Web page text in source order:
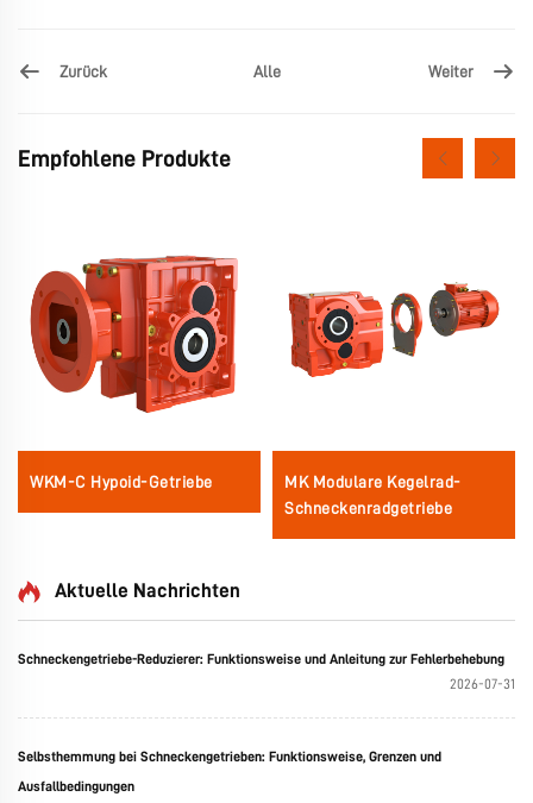
Zurück Alle Weiter
Empfohlene Produkte
WKM-C Hypoid-Getriebe
MK Modulare Kegelrad-
Schneckenradgetriebe
Aktuelle Nachrichten
Schneckengetriebe-Reduzierer: Funktionsweise und Anleitung zur Fehlerbehebung
2026-07-31
Selbsthemmung bei Schneckengetrieben: Funktionsweise, Grenzen und
Ausfallbedingungen